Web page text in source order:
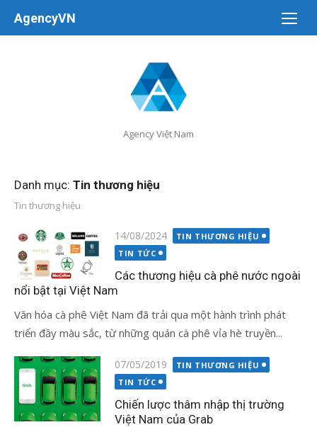
Agency Việt Nam
AgencyVN
Danh mục: Tin thương hiệu
Tin thương hiệu
Đăng
vào
14/08/2024
TIN THƯƠNG HIỆU
TIN TỨC
Các thương hiệu cà phê nước ngoài
nổi bật tại Việt Nam
Văn hóa cà phê Việt Nam đã trải qua một hành trình phát
triển đầy màu sắc, từ những quán cà phê vỉa hè truyền...
Đăng
vào
07/05/2019
TIN THƯƠNG HIỆU
TIN TỨC
Chiến lược thâm nhập thị trường
Việt Nam của Grab